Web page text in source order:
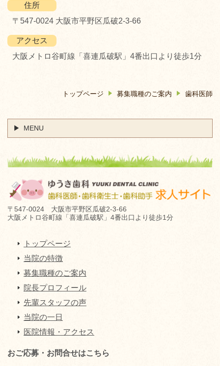
住所
〒547-0024 大阪市平野区瓜破2-3-66
アクセス
大阪メトロ谷町線「喜連瓜破駅」4番出口より徒歩1分
トップページ 募集職種のご案内 歯科医師
MENU
〒547-0024 大阪市平野区瓜破2-3-66
大阪メトロ谷町線「喜連瓜破駅」4番出口より徒歩1分
トップページ
当院の特徴
募集職種のご案内
院長プロフィール
先輩スタッフの声
当院の一日
医院情報・アクセス
おご応募・お問合せはこちら